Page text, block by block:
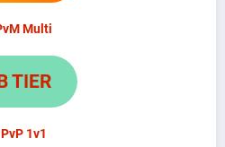
Multi
TIER
PvP 1v1